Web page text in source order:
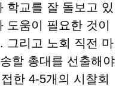
학교를 잘 돌보고 있
움이 필요한 것이
그리고 노회 직전 마
할 총대를 선출해야
한 4-5개의 시찰회